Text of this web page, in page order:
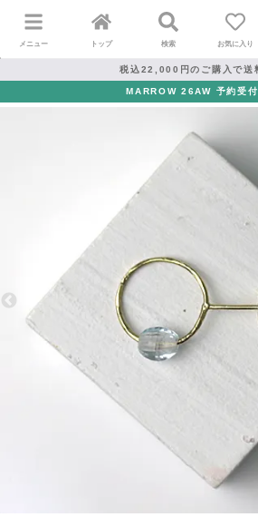
メニュー トップ 検索 お気に入り
税込22,000円のご購入で送
MARROW 26AW 予約受付